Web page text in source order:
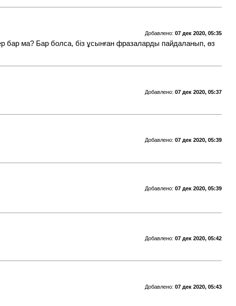
Добавлено: 07 дек 2020, 05:35
бар ма? Бар болса, біз ұсынған фразаларды пайдаланып, өз
Добавлено: 07 дек 2020, 05:37
Добавлено: 07 дек 2020, 05:39
Добавлено: 07 дек 2020, 05:39
Добавлено: 07 дек 2020, 05:42
Добавлено: 07 дек 2020, 05:43